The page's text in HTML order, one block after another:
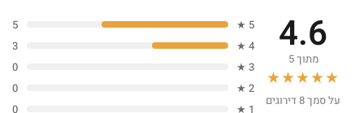
4.6
מתוך 5
★★★★★
על סמך 8 דירוגים
5 ★
5
4 ★
3
3 ★
0
2 ★
0
1 ★
0